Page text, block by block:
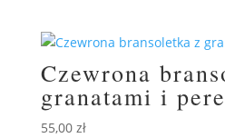
Czewrona
granatami i
55,00 zł